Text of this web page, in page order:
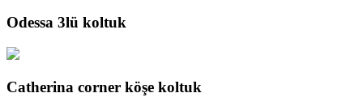
Odessa 3lü koltuk
Catherina corner köşe koltuk